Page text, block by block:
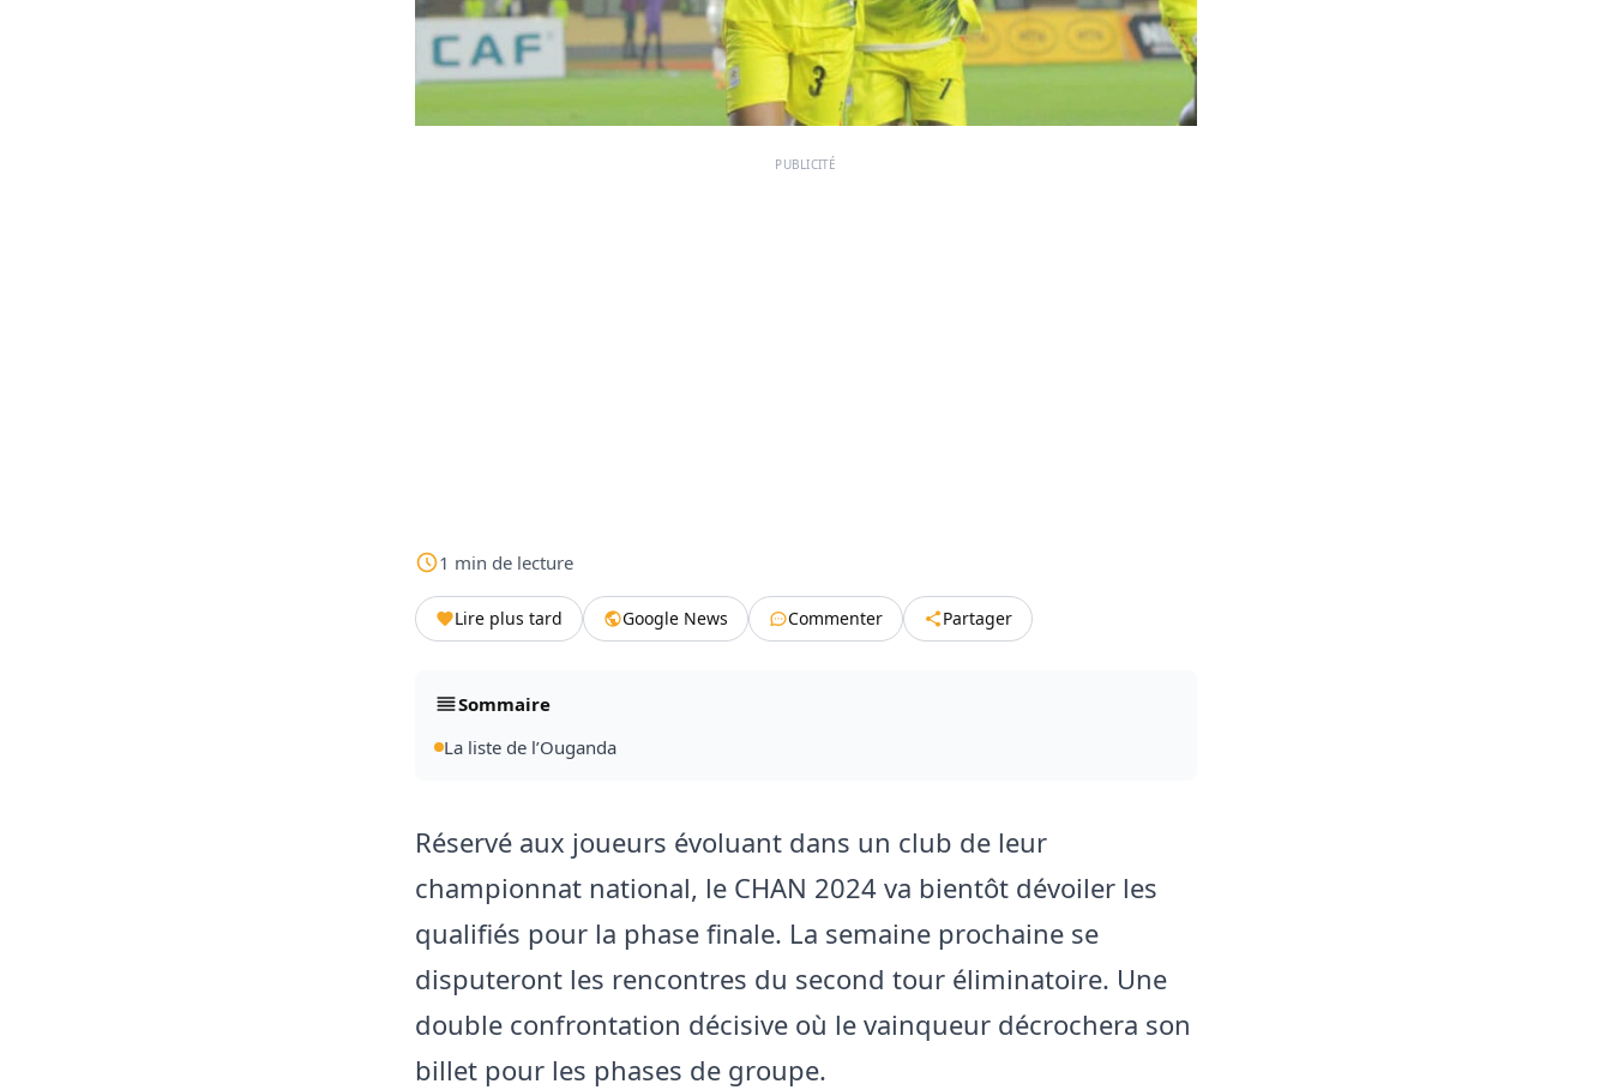
PUBLICITÉ
1 min de lecture
Lire plus tard Google News Commenter Partager
Sommaire
La liste de l’Ouganda
Réservé aux joueurs évoluant dans un club de leur
championnat national, le CHAN 2024 va bientôt dévoiler les
qualifiés pour la phase finale. La semaine prochaine se
disputeront les rencontres du second tour éliminatoire. Une
double confrontation décisive où le vainqueur décrochera son
billet pour les phases de groupe.